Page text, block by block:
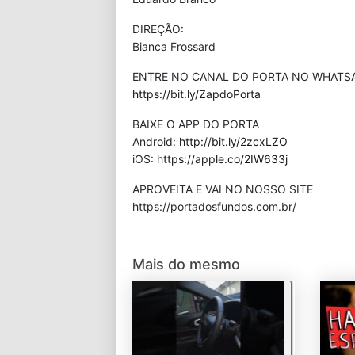
DIREÇÃO:
Bianca Frossard
ENTRE NO CANAL DO PORTA NO
https://bit.ly/ZapdoPorta
BAIXE O APP DO PORTA
Android: http://bit.ly/2zcxLZO
iOS: https://apple.co/2IW633j
APROVEITA E VAI NO NOSSO SITE
⁠https://portadosfundos.com.br/
Mais do mesmo